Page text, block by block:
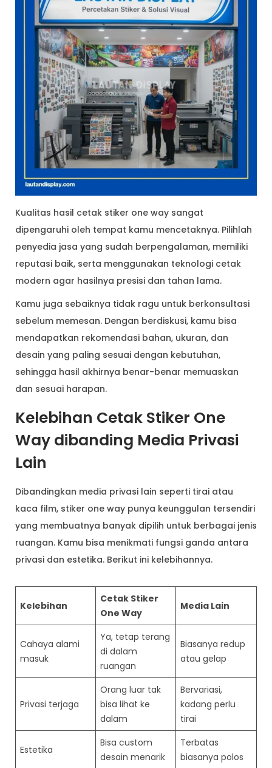
Kualitas hasil cetak stiker one way sangat
dipengaruhi oleh tempat kamu mencetaknya. Pilihlah
penyedia jasa yang sudah berpengalaman, memiliki
reputasi baik, serta menggunakan teknologi cetak
modern agar hasilnya presisi dan tahan lama.
Kamu juga sebaiknya tidak ragu untuk berkonsultasi
sebelum memesan. Dengan berdiskusi, kamu bisa
mendapatkan rekomendasi bahan, ukuran, dan
desain yang paling sesuai dengan kebutuhan,
sehingga hasil akhirnya benar-benar memuaskan
dan sesuai harapan.
Kelebihan Cetak Stiker One
Way dibanding Media Privasi
Lain
Dibandingkan media privasi lain seperti tirai atau
kaca film, stiker one way punya keunggulan tersendiri
yang membuatnya banyak dipilih untuk berbagai jenis
ruangan. Kamu bisa menikmati fungsi ganda antara
privasi dan estetika. Berikut ini kelebihannya.
Kelebihan
Cetak Stiker
One Way
Media Lain
Cahaya alami
masuk
Ya, tetap terang
di dalam
ruangan
Biasanya redup
atau gelap
Privasi terjaga
Orang luar tak
bisa lihat ke
dalam
Bervariasi,
kadang perlu
tirai
Estetika
Bisa custom
desain menarik
Terbatas
biasanya polos